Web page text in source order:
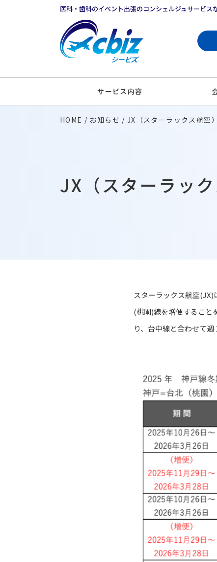
医科・歯科のイベント出張のコンシェルジュサービス
サービス内容
HOME お知らせ JX（スターラックス航空
JX（スターラッ
スターラックス航空(JX)
(桃園)線を増便すること
り、台中線と合わせて週